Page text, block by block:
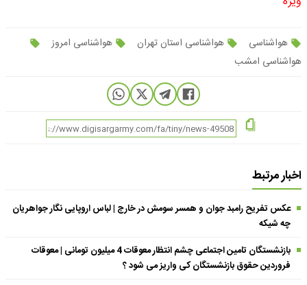
هواشناسی هواشناسی استان تهران
هواشناسی امروز
هواشناسی امشب
اخبار مرتبط
عکس تفریح رامبد جوان و همسر سومش در خارج | لباس اروپایی نگار جواهریان
چه شیکه
بازنشستگان تامین اجتماعی چشم انتظار معوقات 4 میلیون تومانی | معوقات
فروردین حقوق بازنشستگان کی واریز می شود ؟